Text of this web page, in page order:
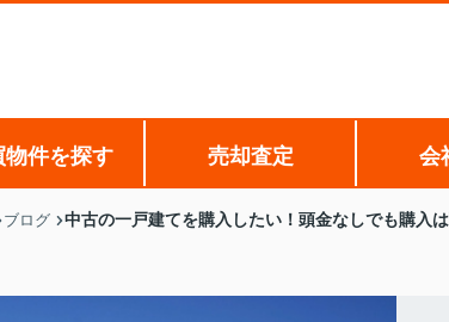
物件を探す 売却査定 会
ブログ 中古の一戸建てを購入したい！頭金なしでも購入